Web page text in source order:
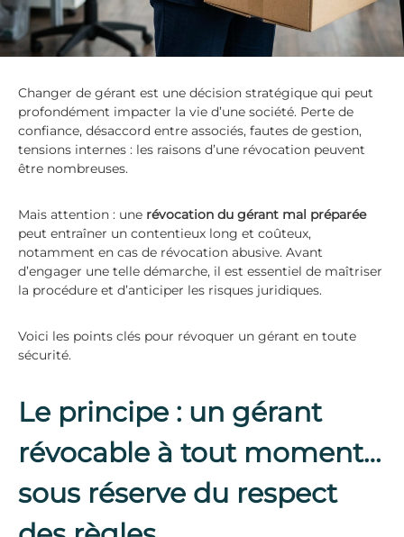
,
e
t
F
o
i
n
e
l
e
Changer de gérant est une décision stratégique qui peut
profondément impacter la vie d’une société. Perte de
confiance, désaccord entre associés, fautes de gestion,
tensions internes : les raisons d’une révocation peuvent
être nombreuses.
Mais attention : une révocation du gérant mal préparée
peut entraîner un contentieux long et coûteux,
notamment en cas de révocation abusive. Avant
d’engager une telle démarche, il est essentiel de maîtriser
la procédure et d’anticiper les risques juridiques.
Voici les points clés pour révoquer un gérant en toute
sécurité.
Le principe : un gérant
révocable à tout moment…
sous réserve du respect